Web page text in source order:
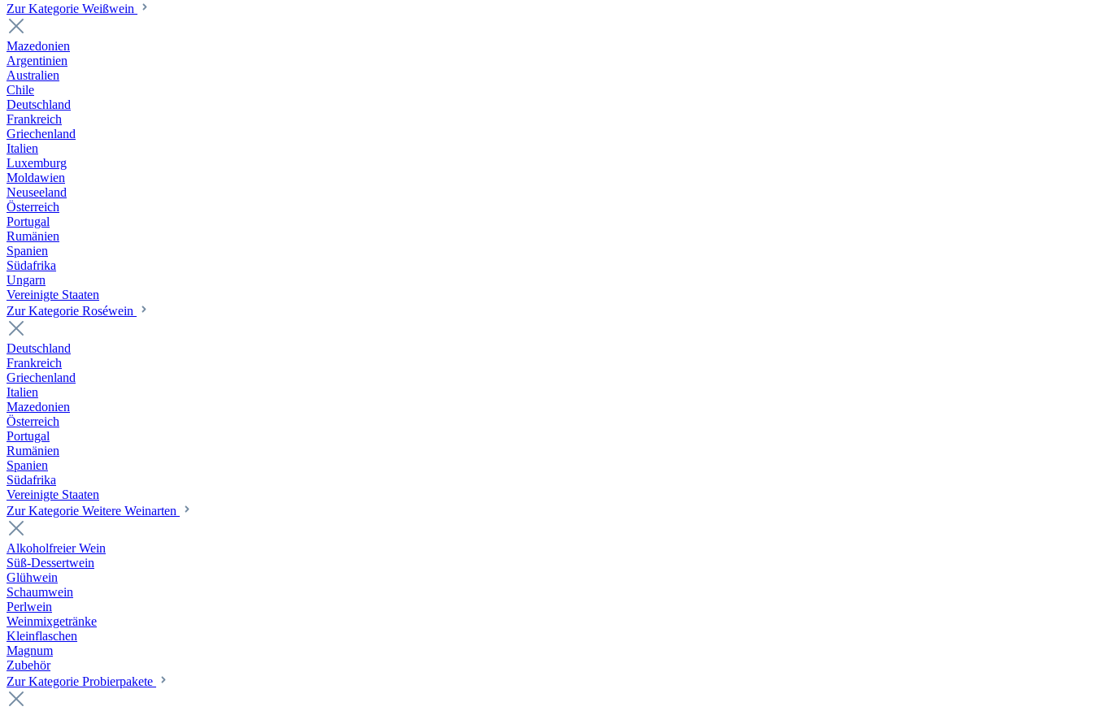
Zur Kategorie Weißwein
Mazedonien
Argentinien
Australien
Chile
Deutschland
Frankreich
Griechenland
Italien
Luxemburg
Moldawien
Neuseeland
Österreich
Portugal
Rumänien
Spanien
Südafrika
Ungarn
Vereinigte Staaten
Zur Kategorie Roséwein
Deutschland
Frankreich
Griechenland
Italien
Mazedonien
Österreich
Portugal
Rumänien
Spanien
Südafrika
Vereinigte Staaten
Zur Kategorie Weitere Weinarten
Alkoholfreier Wein
Süß-Dessertwein
Glühwein
Schaumwein
Perlwein
Weinmixgetränke
Kleinflaschen
Magnum
Zubehör
Zur Kategorie Probierpakete